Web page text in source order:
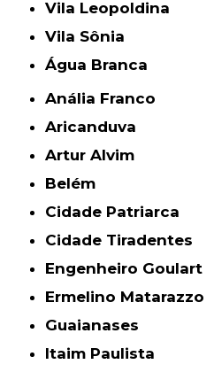
Vila Leopoldina
Vila Sônia
Água Branca
Anália Franco
Aricanduva
Artur Alvim
Belém
Cidade Patriarca
Cidade Tiradentes
Engenheiro Goulart
Ermelino Matarazzo
Guaianases
Itaim Paulista